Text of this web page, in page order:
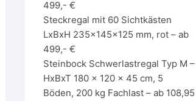
499,- €
Steckregal mit 60 Sichtkästen
LxBxH 235x145x125 mm, rot – ab
499,- €
Steinbock Schwerlastregal Typ M –
HxBxT 180 x 120 x 45 cm, 5
Böden, 200 kg Fachlast – ab 108,95